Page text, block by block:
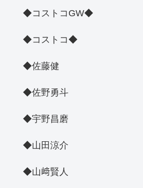
◆コストコGW◆
◆コストコ◆
◆佐藤健
◆佐野勇斗
◆宇野昌磨
◆山田涼介
◆山﨑賢人